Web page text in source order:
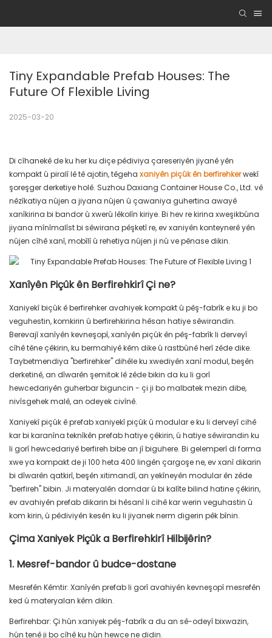
Tiny Expandable Prefab Houses: The
Future Of Flexible Living
2025-03-20
Di cîhanekê de ku her ku diçe pêdiviya çareseriyên jiyanê yên
kompakt û piralî lê tê ajotin, têgeha xaniyên piçûk ên berfirehkerwekî
şoreşger derketiye holê. Suzhou Daxiang Container House Co., Ltd. vê
nêzîkatiya nûjen a jiyana nûjen û çawaniya guhertina awayê
xanîkirina bi bandor û xwerû lêkolîn kiriye. Bi hev re kirina xweşikbûna
jiyana mînîmalîst bi sêwirana pêşketî re, ev xaniyên konteynerê yên
nûjen cîhê xanî, mobîlî û rehetiya nûjen ji nû ve pênase dikin.
Xanîyên Piçûk ên Berfirehkirî Çi ne?
Xaniyekî biçûk ê berfirehker avahiyek kompakt û pêş-fabrîk e ku ji bo
veguhestin, komkirin û berfirehkirina hêsan hatiye sêwirandin.
Berevajî xanîyên kevneşopî, xanîyên piçûk ên pêş-fabrîk li derveyî
cîhê têne çêkirin, ku bermahiyê kêm dike û rastbûnê herî zêde dike.
Taybetmendiya "berfirehker" dihêle ku xwediyên xanî modul, beşên
derketinê, an dîwarên şemitok lê zêde bikin da ku li gorî
hewcedariyên guherbar biguncin - çi ji bo malbatek mezin dibe,
nivîsgehek malê, an odeyek civînê.
Xaniyekî piçûk ê prefab xaniyekî piçûk û modular e ku li derveyî cihê
kar bi karanîna teknîkên prefab hatiye çêkirin, û hatiye sêwirandin ku
li gorî hewcedariyê berfireh bibe an jî biguhere. Bi gelemperî di forma
xwe ya kompakt de ji 100 heta 400 lingên çargoşe ne, ev xanî dikarin
bi dîwarên qatkirî, beşên xitimandî, an yekîneyên modular ên zêde
"berfireh" bibin. Ji materyalên domdar û bi kalîte bilind hatine çêkirin,
ev avahiyên prefab dikarin bi hêsanî li cihê kar werin veguhastin û
kom kirin, û pêdiviyên kesên ku li jiyanek nerm digerin pêk bînin.
Çima Xaniyek Piçûk a Berfirehkirî Hilbijêrin?
1. Mesref-bandor û budce-dostane
Mesrefên Kêmtir: Xanîyên prefab li gorî avahiyên kevneşopî mesrefên
ked û materyalan kêm dikin.
Berfirehbar: Çi hûn xaniyek pêş-fabrîk a du an sê-odeyî bixwazin,
hûn tenê ji bo cîhê ku hûn hewce ne didin.